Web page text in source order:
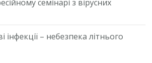
семінарі з вірусних
інфекції – небезпека літнього